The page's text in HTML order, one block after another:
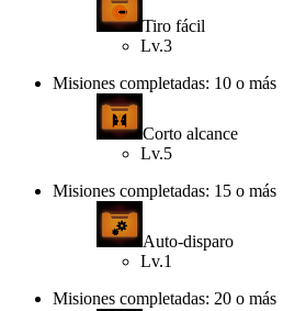
Tiro fácil
Lv.3
Misiones completadas: 10 o más
Corto alcance
Lv.5
Misiones completadas: 15 o más
Auto-disparo
Lv.1
Misiones completadas: 20 o más